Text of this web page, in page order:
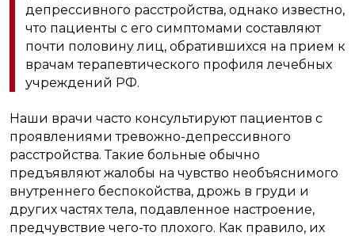
депрессивного расстройства, однако известно,
что пациенты с его симптомами составляют
почти половину лиц, обратившихся на прием к
врачам терапевтического профиля лечебных
учреждений РФ.
Наши врачи часто консультируют пациентов с
проявлениями тревожно-депрессивного
расстройства. Такие больные обычно
предъявляют жалобы на чувство необъяснимого
внутреннего беспокойства, дрожь в груди и
других частях тела, подавленное настроение,
предчувствие чего-то плохого. Как правило, их